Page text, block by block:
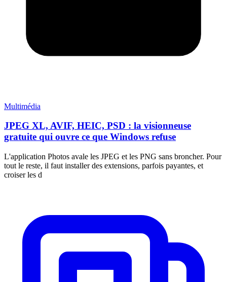
Multimédia
JPEG XL, AVIF, HEIC, PSD : la visionneuse
gratuite qui ouvre ce que Windows refuse
L'application Photos avale les JPEG et les PNG sans broncher. Pour
tout le reste, il faut installer des extensions, parfois payantes, et
croiser les d